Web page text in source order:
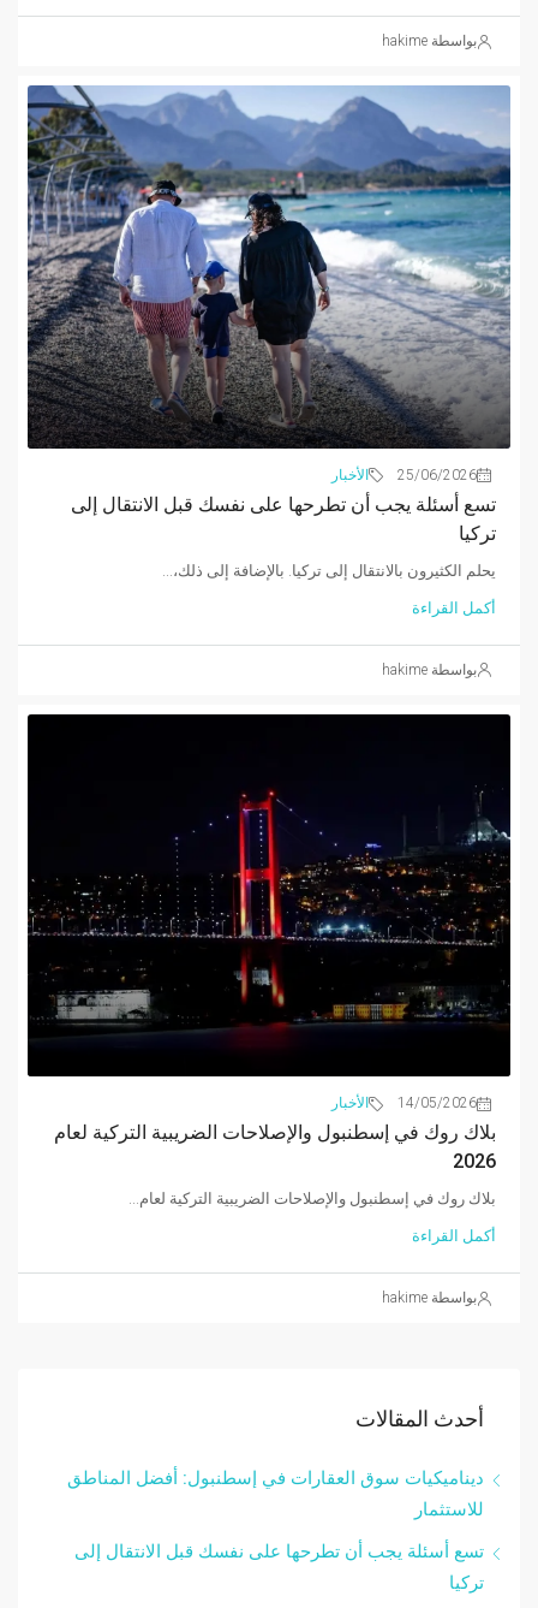
بواسطة hakime
25/06/2026 الأخبار
تسع أسئلة يجب أن تطرحها على نفسك قبل الانتقال إلى
تركيا
يحلم الكثيرون بالانتقال إلى تركيا. بالإضافة إلى ذلك،...
أكمل القراءة
بواسطة hakime
14/05/2026 الأخبار
بلاك روك في إسطنبول والإصلاحات الضريبية التركية لعام
2026
بلاك روك في إسطنبول والإصلاحات الضريبية التركية لعام...
أكمل القراءة
بواسطة hakime
أحدث المقالات
ديناميكيات سوق العقارات في إسطنبول: أفضل المناطق
للاستثمار
تسع أسئلة يجب أن تطرحها على نفسك قبل الانتقال إلى
تركيا